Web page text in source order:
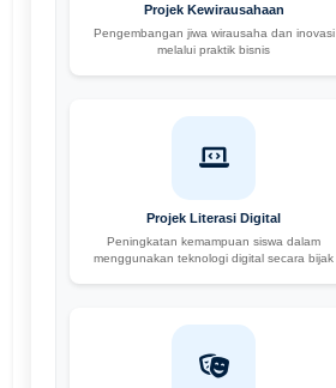
Projek Kewirausahaan
Pengembangan jiwa wirausaha dan inovasi
melalui praktik bisnis
Projek Literasi Digital
Peningkatan kemampuan siswa dalam
menggunakan teknologi digital secara bijak